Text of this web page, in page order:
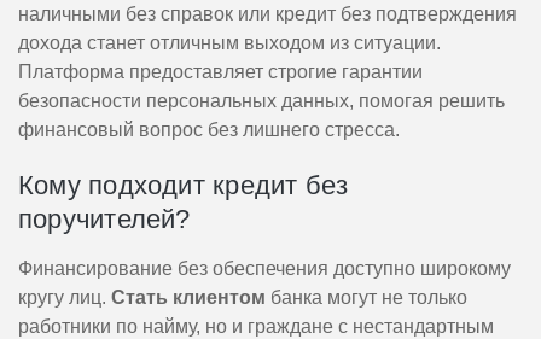
наличными без справок или кредит без подтверждения
дохода станет отличным выходом из ситуации.
Платформа предоставляет строгие гарантии
безопасности персональных данных, помогая решить
финансовый вопрос без лишнего стресса.
Кому подходит кредит без
поручителей?
Финансирование без обеспечения доступно широкому
кругу лиц. Стать клиентом банка могут не только
работники по найму, но и граждане с нестандартным